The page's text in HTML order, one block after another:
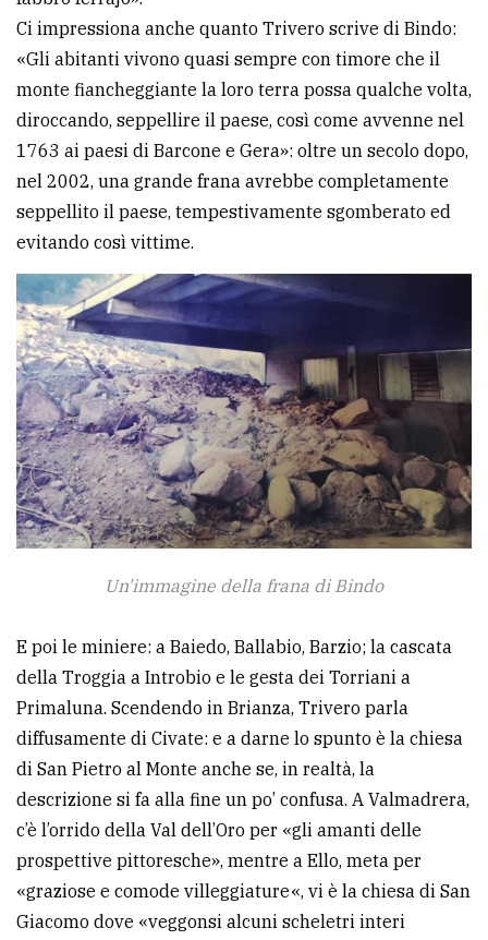
Ci impressiona anche quanto Trivero scrive di Bindo:
«Gli abitanti vivono quasi sempre con timore che il
monte fiancheggiante la loro terra possa qualche volta,
diroccando, seppellire il paese, così come avvenne nel
1763 ai paesi di Barcone e Gera»: oltre un secolo dopo,
nel 2002, una grande frana avrebbe completamente
seppellito il paese, tempestivamente sgomberato ed
evitando così vittime.
Un'immagine della frana di Bindo
E poi le miniere: a Baiedo, Ballabio, Barzio; la cascata
della Troggia a Introbio e le gesta dei Torriani a
Primaluna. Scendendo in Brianza, Trivero parla
diffusamente di Civate: e a darne lo spunto è la chiesa
di San Pietro al Monte anche se, in realtà, la
descrizione si fa alla fine un po’ confusa. A Valmadrera,
c’è l’orrido della Val dell’Oro per «gli amanti delle
prospettive pittoresche», mentre a Ello, meta per
«graziose e comode villeggiature«, vi è la chiesa di San
Giacomo dove «veggonsi alcuni scheletri interi